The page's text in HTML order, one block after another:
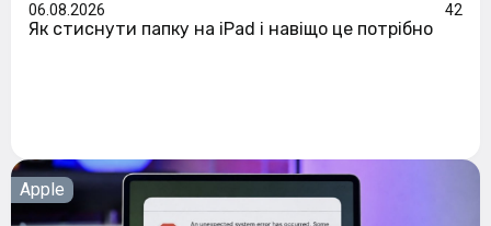
06.08.2026 42
Як стиснути папку на iPad і навіщо це потрібно
Apple